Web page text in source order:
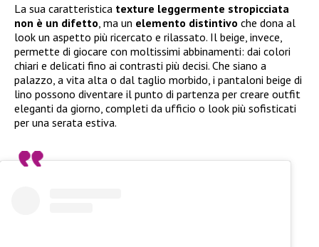
La sua caratteristica texture leggermente stropicciata
non è un difetto , ma un elemento distintivo che dona al
look un aspetto più ricercato e rilassato. Il beige, invece,
permette di giocare con moltissimi abbinamenti: dai colori
chiari e delicati fino ai contrasti più decisi. Che siano a
palazzo, a vita alta o dal taglio morbido, i pantaloni beige di
lino possono diventare il punto di partenza per creare outfit
eleganti da giorno, completi da ufficio o look più sofisticati
per una serata estiva.